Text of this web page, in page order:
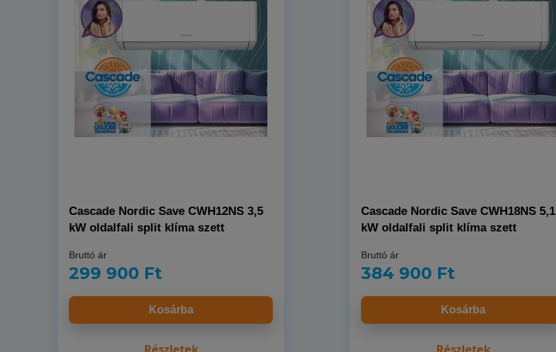
Cascade Nordic Save CWH12NS 3,5
kW oldalfali split klíma szett
Bruttó ár
299 900 Ft
Kosárba
Részletek
Cascade Nordic Save CWH18NS 5,1
kW oldalfali split klíma szett
Bruttó ár
384 900 Ft
Kosárba
Részletek